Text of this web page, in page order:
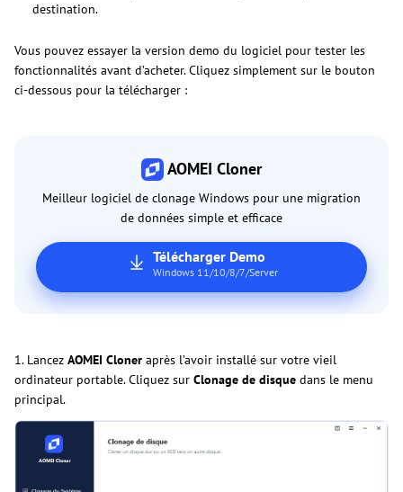
destination.
Vous pouvez essayer la version demo du logiciel pour tester les
fonctionnalités avant d’acheter. Cliquez simplement sur le bouton
ci-dessous pour la télécharger :
AOMEI Cloner
Meilleur logiciel de clonage Windows pour une migration
de données simple et efficace
Télécharger Demo
Windows 11/10/8/7/Server
1. Lancez AOMEI Cloner après l’avoir installé sur votre vieil
ordinateur portable. Cliquez sur Clonage de disque dans le menu
principal.